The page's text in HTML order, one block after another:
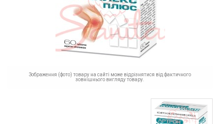
Зображення (фото) товару на сайті може відрізнятися від фактичного
зовнішнього вигляду товару.